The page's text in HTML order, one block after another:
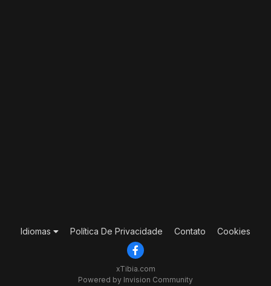
Idiomas Política De Privacidade Contato Cookies
xTibia.com
Powered by Invision Community